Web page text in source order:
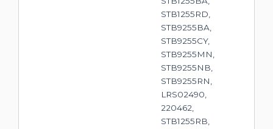
STB1255RD,
STB9255BA,
STB9255CY,
STB9255MN,
STB9255NB,
STB9255RN,
LRS02490,
220462,
STB1255RB,